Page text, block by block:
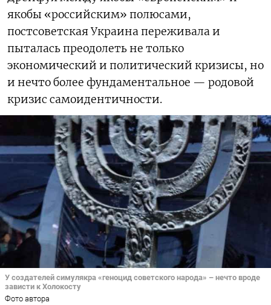
якобы «российским» полюсами,
постсоветская Украина переживала и
пыталась преодолеть не только
экономический и политический кризисы, но
и нечто более фундаментальное — родовой
кризис самоидентичности.
У создателей симулякра «геноцид советского народа» – нечто вроде
зависти к Холокосту
Фото автора